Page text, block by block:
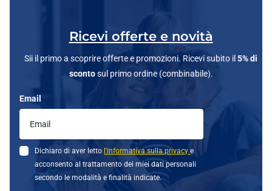
Ricevi offerte e novità
Sii il primo a scoprire offerte e promozioni. Ricevi subito il5% di
scontosul primo ordine (combinabile).
Email
Dichiaro di aver letto l'informativa sulla privacye
acconsento al trattamento dei miei dati personali
secondo le modalità e finalità indicate.